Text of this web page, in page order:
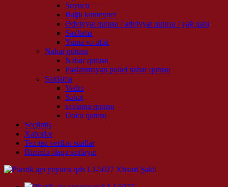
Soyucu
Bağlı konteyner
Ədviyyat qutusu / ədviyyat qutusu / yağ qabı
Saxlama
Yuma və ələk
Nahar qutusu
Nahar qutusu
Paslanmayan polad nahar qutusu
Saxlama
Vedrə
Səbət
saxlama qutusu
Doku qutusu
Seçilmiş
Xəbərlər
Tez-tez verilən suallar
Bizimlə əlaqə saxlayın